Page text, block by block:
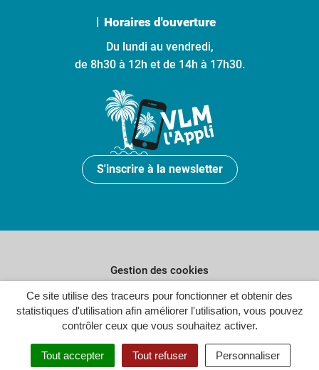
Ce site utilise des traceurs pour fonctionner et obtenir des
statistiques d'utilisation afin améliorer l'utilisation, vous pouvez
contrôler ceux que vous souhaitez activer.
Tout accepter Tout refuser Personnaliser
Horaires d'ouverture
Du lundi au vendredi,
de 8h30 à 12h et de 14h à 17h30.
S'inscrire à la newsletter
Gestion des cookies
Plan du site
Politique de confidentialité
Crédits